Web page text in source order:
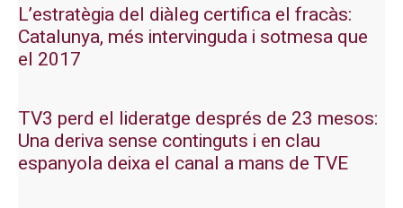
L’estratègia del diàleg certifica el fracàs:
Catalunya, més intervinguda i sotmesa que
el 2017
TV3 perd el lideratge després de 23 mesos:
Una deriva sense continguts i en clau
espanyola deixa el canal a mans de TVE